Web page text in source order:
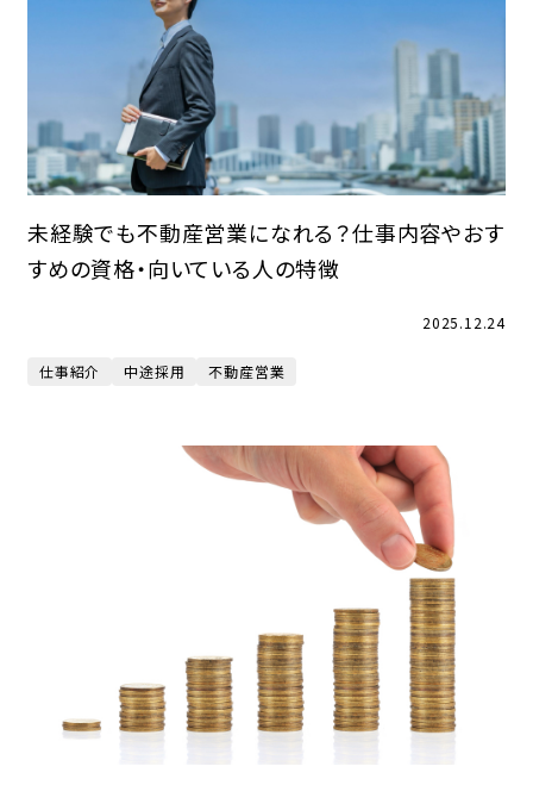
未経験でも不動産営業になれる？仕事内容やおす
すめの資格・向いている人の特徴
2025.12.24
仕事紹介 中途採用 不動産営業